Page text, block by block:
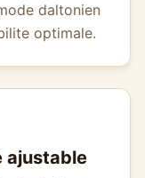
daltonien
optimale.
ajustable